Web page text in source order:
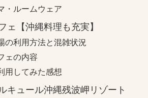
・ルームウェア
ェ【沖縄料理も充実】
の利用方法と混雑状況
ェの内容
用してみた感想
キュール沖縄残波岬リゾート